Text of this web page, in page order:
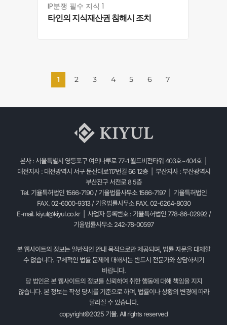
IP분쟁 필수 지식 1
타인의 지식재산권 침해시 조치
1 2 3 4 5 6 7
본사 : 서울특별시 영등포구 여의나루로 77-1 월드비전타워 403호~404호 |
대전지사 : 대전광역시 서구 둔산대로117번길 66 12층 | 부산지사 : 부산광역시
부산진구 서전로 8 5층
Tel. 기율특허법인 1566-7190 / 기율법률사무소 1566-7197 | 기율특허법인
FAX. 02-6000-9313 / 기율법률사무소 FAX. 02-6264-8030
E-mail. kiyul@kiyul.co.kr| 사업자 등록번호 : 기율특허법인 778-86-02992 /
기율법률사무소 242-78-00597
본 웹사이트의 정보는 일반적인 안내 목적으로만 제공되며, 법률 자문을 대체할
수 없습니다. 구체적인 법률 문제에 대해서는 반드시 전문가와 상담하시기
바랍니다.
당 법인은 본 웹사이트의 정보를 신뢰하여 취한 행동에 대해 책임을 지지
않습니다. 본 정보는 작성 당시를 기준으로 하며, 법률이나 상황의 변경에 따라
달라질 수 있습니다.
copyright©2025 기율. All rights reserved